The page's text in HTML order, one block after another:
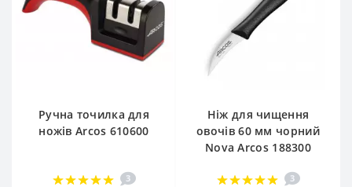
Ручна точилка для
ножів Arcos 610600
3
Ніж для чищення
овочів 60 мм чорний
Nova Arcos 188300
3